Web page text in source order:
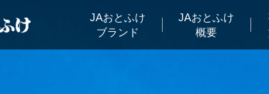
JAおとふけ
ブランド
JAおとふけ
概要